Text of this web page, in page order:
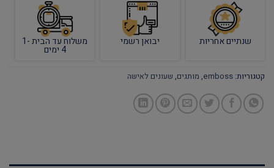
שנתיים אחריות יבואן רשמי משלוח עד הבית 1-
4 ימים
קטגוריות: emboss
, מותגים, שעונים לאישה